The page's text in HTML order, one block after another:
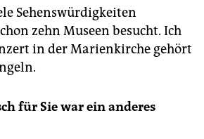
Sehenswürdigkeiten
zehn Museen besucht. Ich
in der Marienkirche gehört
für Sie war ein anderes